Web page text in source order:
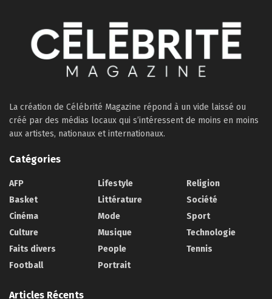
La création de Célébrité Magazine répond à un vide laissé ou
créé par des médias locaux qui s’intéressent de moins en moins
aux artistes, nationaux et internationaux.
Catégories
AFP
Basket
Cinéma
Culture
Faits divers
Football
Lifestyle
Littérature
Mode
Musique
People
Portrait
Religion
Société
Sport
Technologie
Tennis
Articles Récents